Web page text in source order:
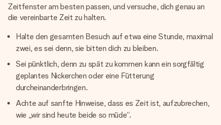
Zeitfenster am besten passen, und versuche, dich genau an
die vereinbarte Zeit zu halten.
Halte den gesamten Besuch auf etwa eine Stunde, maximal
zwei, es sei denn, sie bitten dich zu bleiben.
Sei pünktlich, denn zu spät zu kommen kann ein sorgfältig
geplantes Nickerchen oder eine Fütterung
durcheinanderbringen.
Achte auf sanfte Hinweise, dass es Zeit ist, aufzubrechen,
wie „wir sind heute beide so müde“.